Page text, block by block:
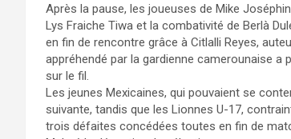
Après la pause, les joueuses de Mike
Lys Fraiche Tiwa et la combativité de Berlà
en fin de rencontre grâce à Citlalli Reyes,
appréhendé par la gardienne camerounaise
sur le fil.
Les jeunes Mexicaines, qui pouvaient se
suivante, tandis que les Lionnes U-17,
trois défaites concédées toutes en fin de